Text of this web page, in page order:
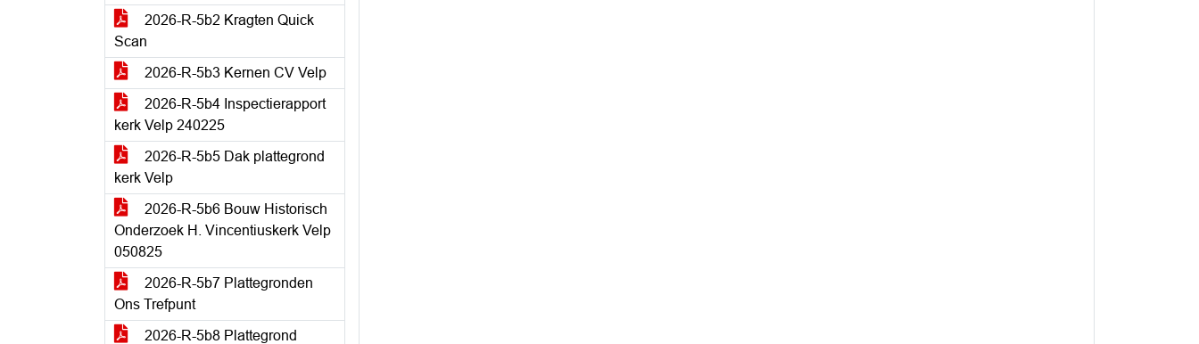
2026-R-5b2 Kragten Quick
Scan
2026-R-5b3 Kernen CV Velp
2026-R-5b4 Inspectierapport
kerk Velp 240225
2026-R-5b5 Dak plattegrond
kerk Velp
2026-R-5b6 Bouw Historisch
Onderzoek H. Vincentiuskerk Velp
050825
2026-R-5b7 Plattegronden
Ons Trefpunt
2026-R-5b8 Plattegrond